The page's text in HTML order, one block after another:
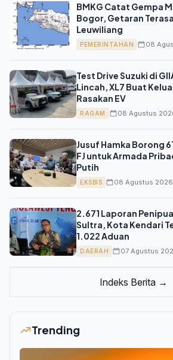
BMKG Catat Gempa
Bogor, Getaran
Leuwiliang
PEMERINTAHAN 08
Test Drive Suzuki di
Lincah, XL7 Buat
Rasakan EV
RAGAM 08 Agustus
Jusuf Hamka Borong
FJ untuk Armada
Putih
EKSBIS 08 Agustus 2026
2.671 Laporan
Sultra, Kota Kendari
1.022 Aduan
DAERAH 07 Agustus
Indeks Berita →
Trending